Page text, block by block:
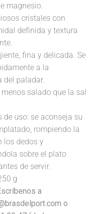
magnesio.
cristales con
definida y textura
fina y delicada. Se
a la
del paladar.
menos salado que la sal
de uso: se aconseja su
rompiendo la
los dedos y
sobre el plato
de servir.
g
a
o